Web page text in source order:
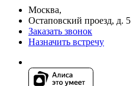
Москва,
Остаповский проезд, д. 5
Заказать звонок
Назначить встречу